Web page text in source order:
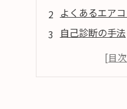
よくあるエア
自己診断の手法
修理のプロに